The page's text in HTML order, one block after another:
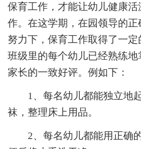
保育工作，才能让幼儿健康
作。在这学期，在园领导的
努力下，保育工作取得了一
班级里的每个幼儿已经熟练
家长的一致好评。例如下：
1、每名幼儿都能独立地起
袜，整理床上用品。
2、每名幼儿都能用正确的